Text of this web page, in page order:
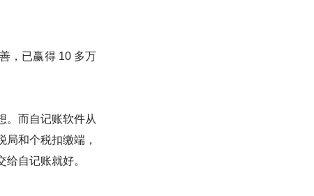
，已赢得 10 多万
。而自记账软件从
局和个税扣缴端，
自记账就好。